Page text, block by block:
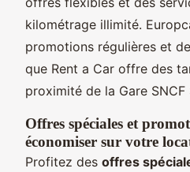
kilométrage illimité.
promotions régulières et
que Rent a Car offre des
proximité de la Gare SNCF
Offres spéciales et
économiser sur votre
Profitez des offres